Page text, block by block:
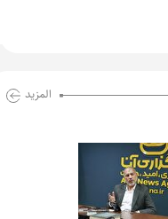
المزید